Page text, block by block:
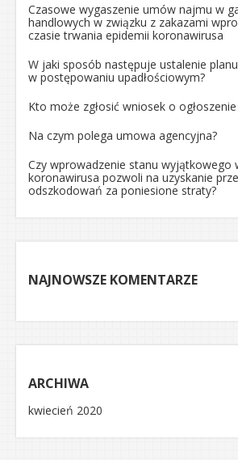
Czasowe wygaszenie umów najmu w
handlowych w związku z zakazami
czasie trwania epidemii koronawirusa
W jaki sposób następuje ustalenie
w postępowaniu upadłościowym?
Kto może zgłosić wniosek o ogłoszenie
Na czym polega umowa agencyjna?
Czy wprowadzenie stanu wyjątkowego
koronawirusa pozwoli na uzyskanie
odszkodowań za poniesione straty?
NAJNOWSZE KOMENTARZE
ARCHIWA
kwiecień 2020